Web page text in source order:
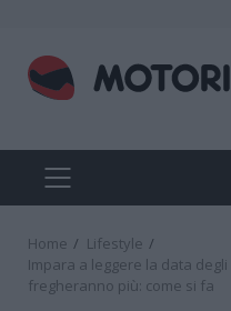
content
PRIMARY
MENU
Home
Lifestyle
Impara a leggere la data
fregheranno più: come si fa